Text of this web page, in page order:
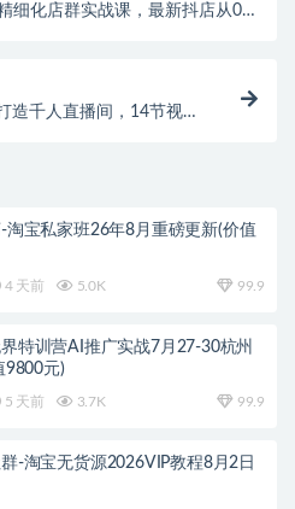
细化店群实战课，最新抖店从0-1
造千人直播间，14节视频
淘宝私家班26年8月重磅更新(价值
4 天前 5.0K 99.9
特训营AI推广实战7月27-30杭州
9800元)
5 天前 3.7K 99.9
-淘宝无货源2026VIP教程8月2日